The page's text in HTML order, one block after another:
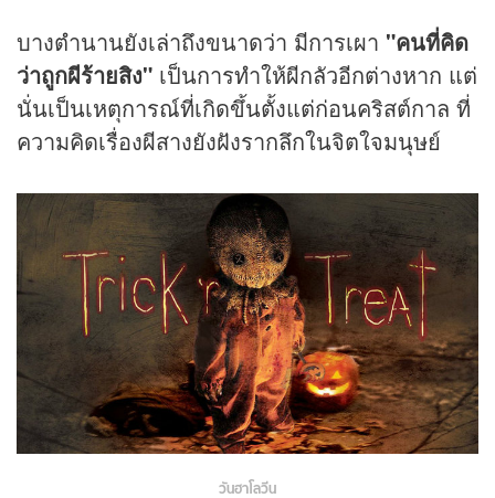
บางตำนานยังเล่าถึงขนาดว่า มีการเผา "คนที่คิด
ว่าถูกผีร้ายสิง" เป็นการทำให้ผีกลัวอีกต่างหาก แต่
นั่นเป็นเหตุการณ์ที่เกิดขึ้นตั้งแต่ก่อนคริสต์กาล ที่
ความคิดเรื่องผีสางยังฝังรากลึกในจิตใจมนุษย์
วันฮาโลวีน